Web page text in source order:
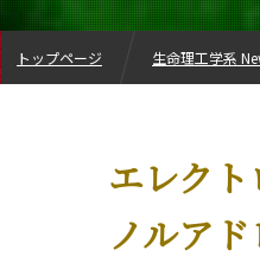
エレク
ノルア
トップページ 生命理工学系
生命理工学系について